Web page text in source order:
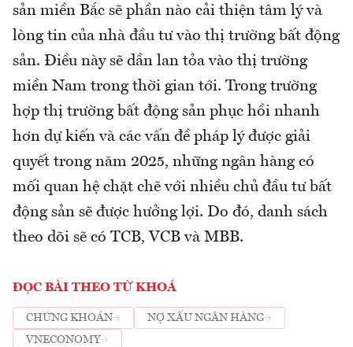
sản miền Bắc sẽ phần nào cải thiện tâm lý và
lòng tin của nhà đầu tư vào thị trường bất động
sản. Điều này sẽ dần lan tỏa vào thị trường
miền Nam trong thời gian tới. Trong trường
hợp thị trường bất động sản phục hồi nhanh
hơn dự kiến và các vấn đề pháp lý được giải
quyết trong năm 2025, những ngân hàng có
mối quan hệ chặt chẽ với nhiều chủ đầu tư bất
động sản sẽ được hưởng lợi. Do đó, danh sách
theo dõi sẽ có TCB, VCB và MBB.
ĐỌC BÀI THEO TỪ KHOÁ
CHỨNG KHOÁN
NỢ XẤU NGÂN HÀNG
VNECONOMY